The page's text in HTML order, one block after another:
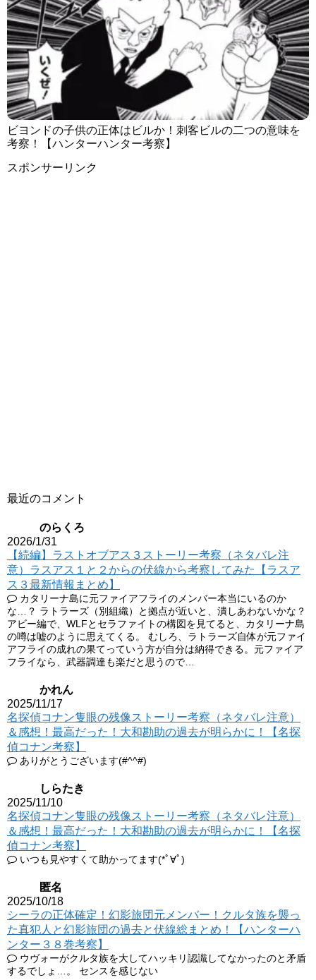
ビヨンドの子供の正体はビルか！刺客ビルの二つの意味を
考察！【ハンターハンター考察】
スポンサーリンク
最近のコメント
のらくろ
2026/1/31
【続編】ラストオブアス３ストーリー考察（ネタバレ注
意）ラスアス１と２からの伏線から考察してみた【ラスア
ス３最新情報まとめ】
カタリーナ島に元ファイアフライのメンバー本当にいるのか
な…？ ラトラーズ（別組織）と拠点が近いと、潰しあわないかな？
アビー編で、WLFとセラファイトの構図を見てると、カタリーナ島
の噂は嘘のように思えてくる。 むしろ、ラトラーズ自体が元ファイ
アフライの成れの果てっていう方が自分は納得できる。元ファイア
フライなら、武器調達も楽だと思うので…
かれん
2025/11/17
名探偵コナン隻眼の残像ストーリー考察（ネタバレ注意）
＆感想！最高だった！大和勘助の過去が明らかに！【名探
偵コナン考察】
ありがとうございます(#^^#)
しらたき
2025/11/10
名探偵コナン隻眼の残像ストーリー考察（ネタバレ注意）
＆感想！最高だった！大和勘助の過去が明らかに！【名探
偵コナン考察】
いつも見やすくて助かってます(*ﾟ∀ﾟ)
匿名
2025/10/18
シーラの正体確定！幻影旅団元メンバー！クルタ族を襲っ
た真犯人と幻影旅団の過去と伏線総まとめ！【ハンターハ
ンター３８巻考察】
ウヴォーがクルタ族を大してハッキリ認識してなかったのと矛盾
するでしょ…。 センスを感じない